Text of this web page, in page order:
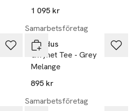
1 095 kr
Samarbetsföretag
Residus
Gwynet Tee - Grey
Melange
895 kr
Samarbetsföretag